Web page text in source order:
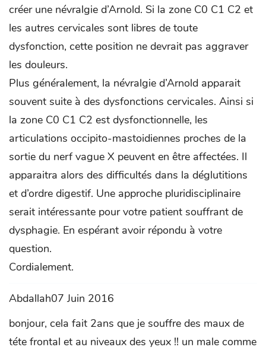
créer une névralgie d’Arnold. Si la zone C0 C1 C2 et
les autres cervicales sont libres de toute
dysfonction, cette position ne devrait pas aggraver
les douleurs.
Plus généralement, la névralgie d’Arnold apparait
souvent suite à des dysfonctions cervicales. Ainsi si
la zone C0 C1 C2 est dysfonctionnelle, les
articulations occipito-mastoidiennes proches de la
sortie du nerf vague X peuvent en être affectées. Il
apparaitra alors des difficultés dans la déglutitions
et d’ordre digestif. Une approche pluridisciplinaire
serait intéressante pour votre patient souffrant de
dysphagie. En espérant avoir répondu à votre
question.
Cordialement.
Abdallah07 Juin 2016
bonjour, cela fait 2ans que je souffre des maux de
téte frontal et au niveaux des yeux !! un male comme